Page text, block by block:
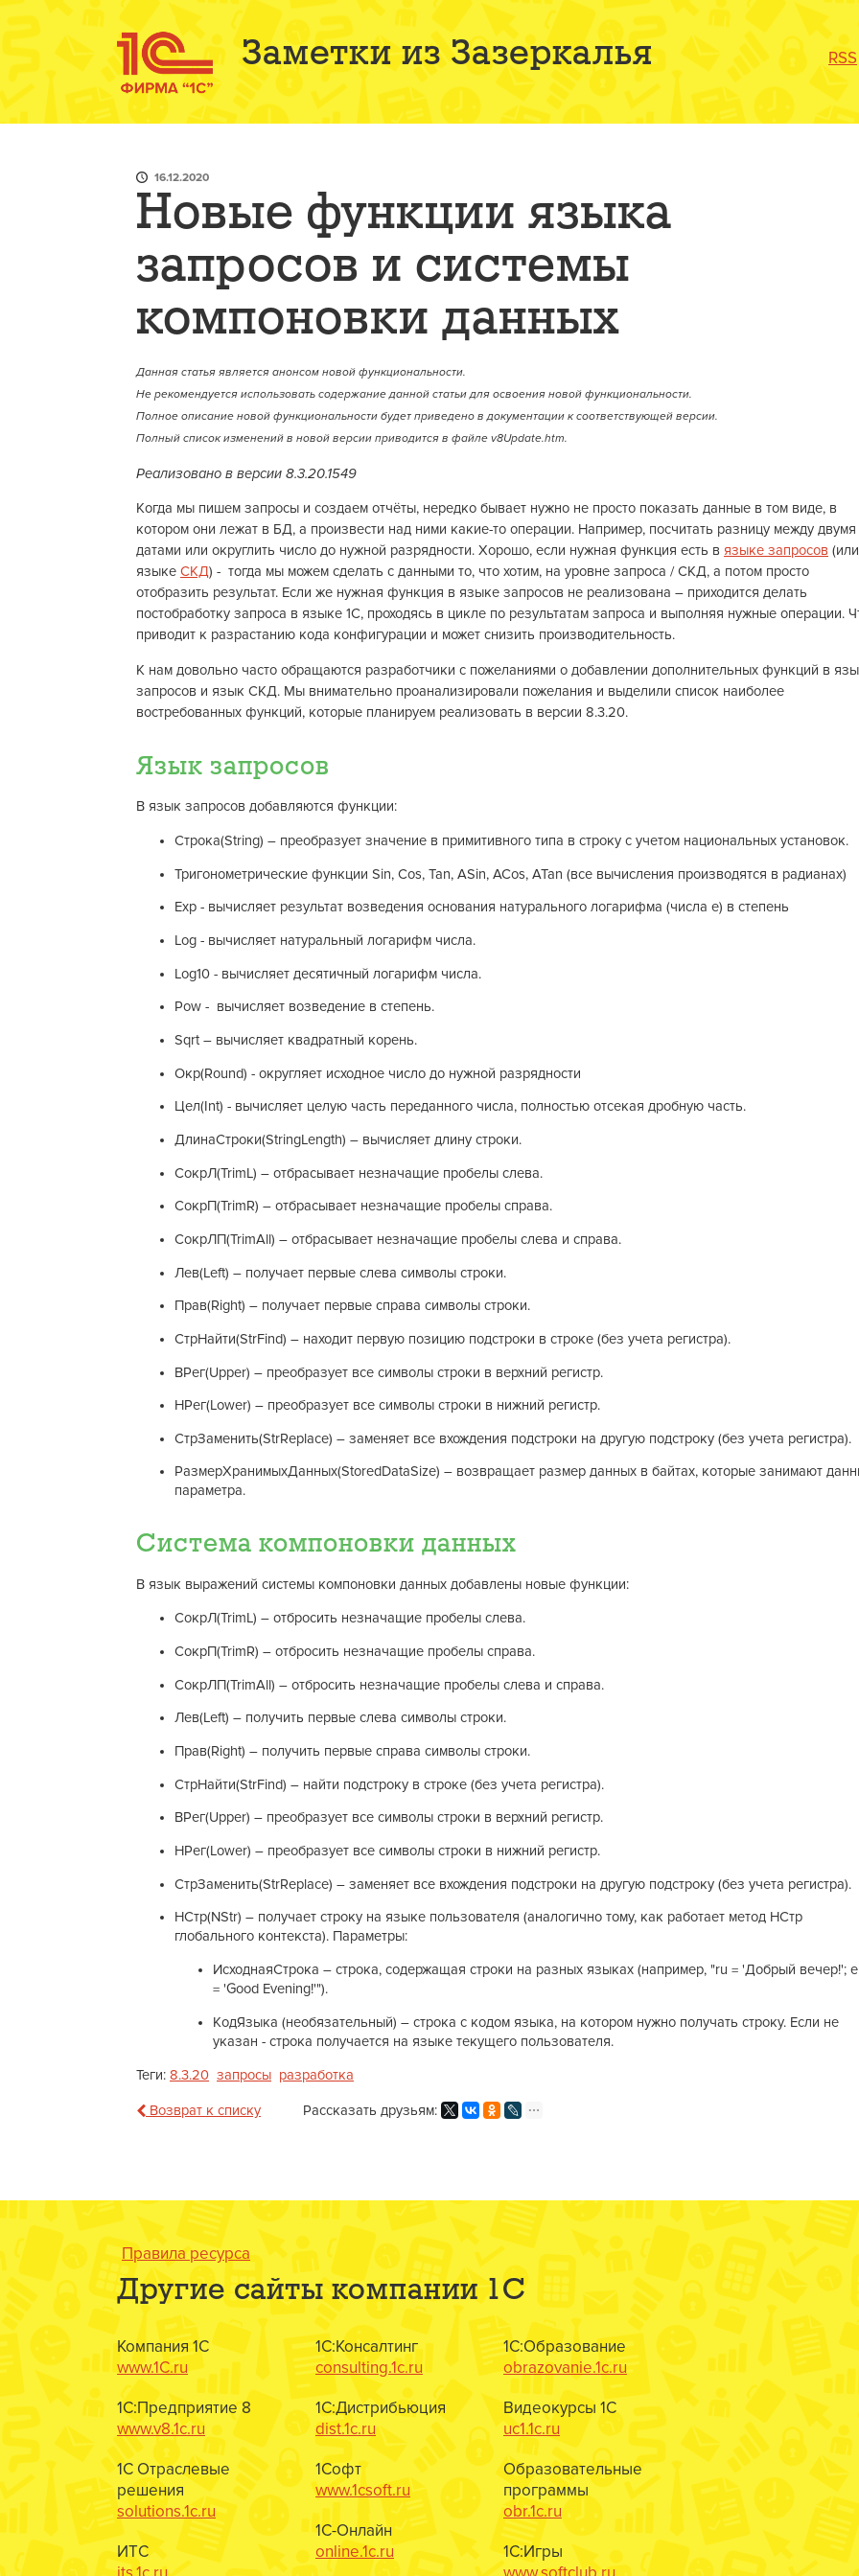
Заметки из Зазеркалья RSS
16.12.2020
Новые функции языка
запросов и системы
компоновки данных
Данная статья является анонсом новой функциональности.
Не рекомендуется использовать содержание данной статьи для освоения новой функциональности.
Полное описание новой функциональности будет приведено в документации к соответствующей версии.
Полный список изменений в новой версии приводится в файле v8Update.htm.
Реализовано в версии 8.3.20.1549
Когда мы пишем запросы и создаем отчёты, нередко бывает нужно не просто показать данные в том виде, в
котором они лежат в БД, а произвести над ними какие-то операции. Например, посчитать разницу между двумя
датами или округлить число до нужной разрядности. Хорошо, если нужная функция есть в языке запросов
языке СКД) - тогда мы можем сделать с данными то, что хотим, на уровне запроса / СКД, а потом просто
отобразить результат. Если же нужная функция в языке запросов не реализована – приходится делать
постобработку запроса в языке 1С, проходясь в цикле по результатам запроса и выполняя нужные операции.
приводит к разрастанию кода конфигурации и может снизить производительность.
К нам довольно часто обращаются разработчики с пожеланиями о добавлении дополнительных функций в
запросов и язык СКД. Мы внимательно проанализировали пожелания и выделили список наиболее
востребованных функций, которые планируем реализовать в версии 8.3.20.
Язык запросов
В язык запросов добавляются функции:
Строка(String) – преобразует значение в примитивного типа в строку с учетом национальных установок.
Тригонометрические функции Sin, Cos, Tan, ASin, ACos, ATan (все вычисления производятся в радианах)
Exp - вычисляет результат возведения основания натурального логарифма (числа e) в степень
Log - вычисляет натуральный логарифм числа.
Log10 - вычисляет десятичный логарифм числа.
Pow - вычисляет возведение в степень.
Sqrt – вычисляет квадратный корень.
Окр(Round) - округляет исходное число до нужной разрядности
Цел(Int) - вычисляет целую часть переданного числа, полностью отсекая дробную часть.
ДлинаСтроки(StringLength) – вычисляет длину строки.
СокрЛ(TrimL) – отбрасывает незначащие пробелы слева.
СокрП(TrimR) – отбрасывает незначащие пробелы справа.
СокрЛП(TrimAll) – отбрасывает незначащие пробелы слева и справа.
Лев(Left) – получает первые слева символы строки.
Прав(Right) – получает первые справа символы строки.
СтрНайти(StrFind) – находит первую позицию подстроки в строке (без учета регистра).
ВРег(Upper) – преобразует все символы строки в верхний регистр.
НРег(Lower) – преобразует все символы строки в нижний регистр.
СтрЗаменить(StrReplace) – заменяет все вхождения подстроки на другую подстроку (без учета регистра).
РазмерХранимыхДанных(StoredDataSize) – возвращает размер данных в байтах, которые занимают
параметра.
Система компоновки данных
В язык выражений системы компоновки данных добавлены новые функции:
СокрЛ(TrimL) – отбросить незначащие пробелы слева.
СокрП(TrimR) – отбросить незначащие пробелы справа.
СокрЛП(TrimAll) – отбросить незначащие пробелы слева и справа.
Лев(Left) – получить первые слева символы строки.
Прав(Right) – получить первые справа символы строки.
СтрНайти(StrFind) – найти подстроку в строке (без учета регистра).
ВРег(Upper) – преобразует все символы строки в верхний регистр.
НРег(Lower) – преобразует все символы строки в нижний регистр.
СтрЗаменить(StrReplace) – заменяет все вхождения подстроки на другую подстроку (без учета регистра).
НСтр(NStr) – получает строку на языке пользователя (аналогично тому, как работает метод НСтр
глобального контекста). Параметры:
ИсходнаяСтрока – строка, содержащая строки на разных языках (например, "ru = 'Добрый вечер!';
= 'Good Evening!'").
КодЯзыка (необязательный) – строка с кодом языка, на котором нужно получать строку. Если не
указан - строка получается на языке текущего пользователя.
Теги: 8.3.20 запросы разработка
Возврат к списку Рассказать друзьям:
Правила ресурса
Другие сайты компании 1С
Компания 1С
www.1C.ru
1С:Предприятие 8
www.v8.1c.ru
1С Отраслевые
решения
solutions.1c.ru
ИТС
1С:Консалтинг
consulting.1c.ru
1С:Дистрибьюция
dist.1c.ru
1Софт
www.1csoft.ru
1С-Онлайн
online.1c.ru
1С:Образование
obrazovanie.1c.ru
Видеокурсы 1С
uc1.1c.ru
Образовательные
программы
obr.1c.ru
1С:Игры